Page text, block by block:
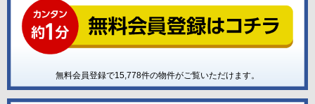
無料会員登録で15,778件の物件がご覧いただけます。